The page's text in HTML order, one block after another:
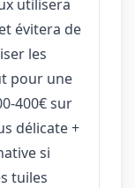
utilisera
évitera de
les
pour une
400€ sur
délicate +
si
tuiles